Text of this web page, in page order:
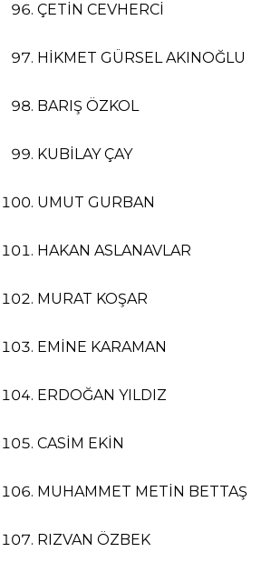
ÇETİN CEVHERCİ
HİKMET GÜRSEL AKINOĞLU
BARIŞ ÖZKOL
KUBİLAY ÇAY
UMUT GURBAN
HAKAN ASLANAVLAR
MURAT KOŞAR
EMİNE KARAMAN
ERDOĞAN YILDIZ
CASİM EKİN
MUHAMMET METİN BETTAŞ
RIZVAN ÖZBEK